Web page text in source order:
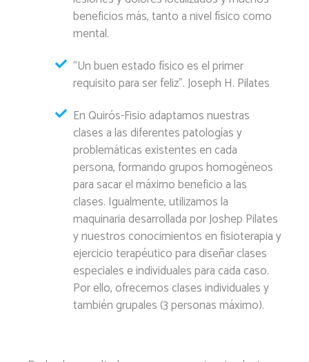
beneficios más, tanto a nivel físico como
mental.
“Un buen estado físico es el primer
requisito para ser feliz”. Joseph H. Pilates
En Quirós-Fisio adaptamos nuestras
clases a las diferentes patologías y
problemáticas existentes en cada
persona, formando grupos homogéneos
para sacar el máximo beneficio a las
clases. Igualmente, utilizamos la
maquinaria desarrollada por Joshep Pilates
y nuestros conocimientos en fisioterapia y
ejercicio terapéutico para diseñar clases
especiales e individuales para cada caso.
Por ello, ofrecemos clases individuales y
también grupales (3 personas máximo).